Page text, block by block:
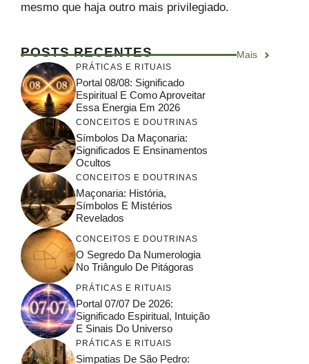
mesmo que haja outro mais privilegiado.
POSTS RECENTES Mais
PRÁTICAS E RITUAIS
Portal 08/08: Significado
Espiritual E Como Aproveitar
Essa Energia Em 2026
CONCEITOS E DOUTRINAS
Símbolos Da Maçonaria:
Significados E Ensinamentos
Ocultos
CONCEITOS E DOUTRINAS
Maçonaria: História,
Símbolos E Mistérios
Revelados
CONCEITOS E DOUTRINAS
O Segredo Da Numerologia
No Triângulo De Pitágoras
PRÁTICAS E RITUAIS
Portal 07/07 De 2026:
Significado Espiritual, Intuição
E Sinais Do Universo
PRÁTICAS E RITUAIS
Simpatias De São Pedro: